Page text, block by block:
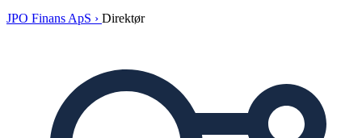
JPO Finans ApS › Direktør